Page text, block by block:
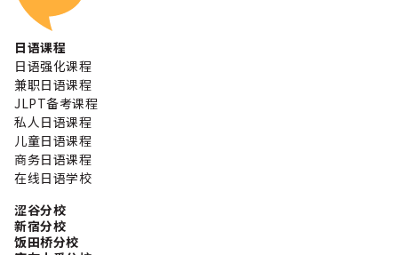
日语课程
日语强化课程
兼职日语课程
JLPT备考课程
私人日语课程
儿童日语课程
商务日语课程
在线日语学校
涩谷分校
新宿分校
饭田桥分校